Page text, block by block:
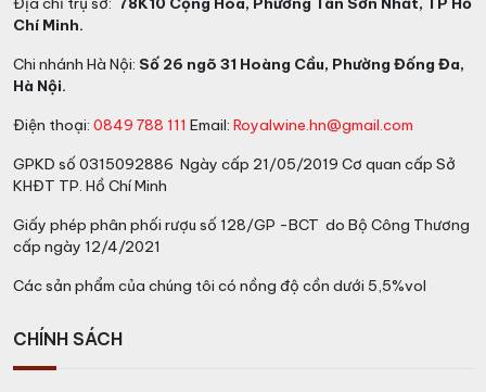
Chí Minh.
Chi nhánh Hà Nội: Số 26 ngõ 31 Hoàng Cầu, Phường Đống Đa,
Hà Nội.
Điện thoại: 0849 788 111 Email: Royalwine.hn@gmail.com
GPKD số 0315092886 Ngày cấp 21/05/2019 Cơ quan cấp Sở
KHĐT TP. Hồ Chí Minh
Giấy phép phân phối rượu số 128/GP -BCT do Bộ Công Thương
cấp ngày 12/4/2021
Các sản phẩm của chúng tôi có nồng độ cồn dưới 5,5%vol
CHÍNH SÁCH